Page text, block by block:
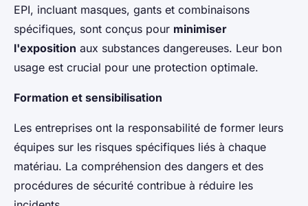
EPI, incluant masques, gants et combinaisons
spécifiques, sont conçus pour minimiser
l'exposition aux substances dangereuses. Leur bon
usage est crucial pour une protection optimale.
Formation et sensibilisation
Les entreprises ont la responsabilité de former leurs
équipes sur les risques spécifiques liés à chaque
matériau. La compréhension des dangers et des
procédures de sécurité contribue à réduire les